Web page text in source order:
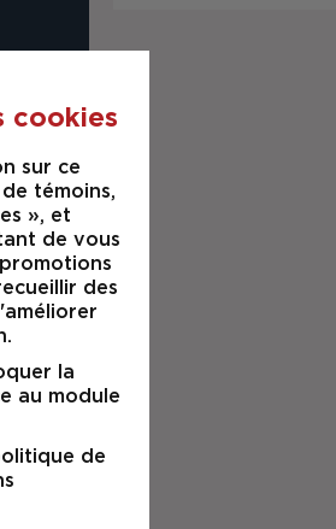
cookies
sur ce
témoins,
», et
de vous
des
la
au module
de